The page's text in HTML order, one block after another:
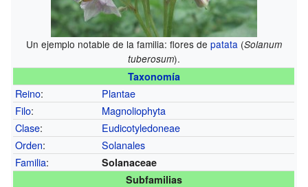
Un ejemplo notable de la familia: flores de patata (Solanum
tuberosum).
Taxonomía
Reino:
Plantae
Filo:
Magnoliophyta
Clase:
Eudicotyledoneae
Orden:
Solanales
Familia:
Solanaceae
Subfamilias